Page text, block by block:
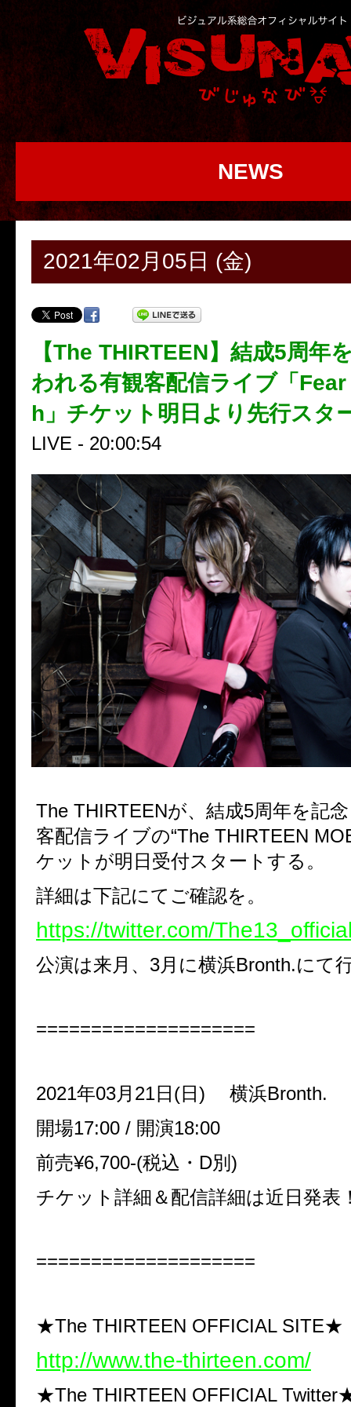
NEWS
2021年02月05日 (金)
【The THIRTEEN】結成5周年
われる有観客配信ライブ「
h」チケット明日より先行スタ
LIVE - 20:00:54
The THIRTEENが、結成5周年を記
客配信ライブの“The THIRTEEN
ケットが明日受付スタートする。
詳細は下記にてご確認を。
https://twitter.com/
公演は来月、3月に横浜Bronth.にて
====================
2021年03月21日(日) 横浜Bronth.
開場17:00 / 開演18:00
前売¥6,700-(税込・D別)
チケット詳細＆配信詳細は近日発表
====================
★The THIRTEEN OFFICIAL SITE★
http://www.the-thirteen.com/
★The THIRTEEN OFFICIAL